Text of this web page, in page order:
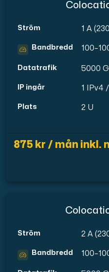
Ström 1 A
Bandbredd
Datatrafik 5000
IP ingår 1 IPv4
Plats 2 U
875 kr / mån inkl.
Ström 2 A
Bandbredd